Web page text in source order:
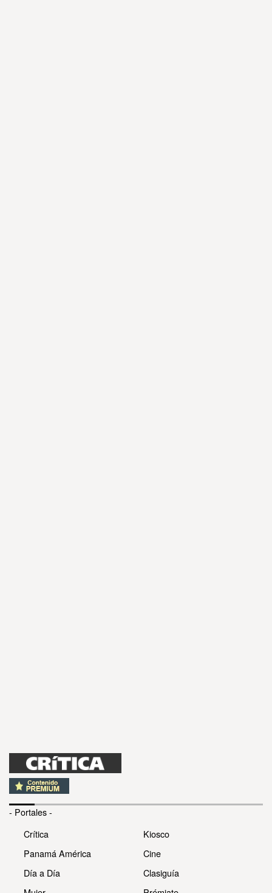
- Portales -
Crítica
Panamá América
Día a Día
Kiosco
Cine
Clasiguía